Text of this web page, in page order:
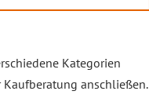
Kategorien
anschließen.